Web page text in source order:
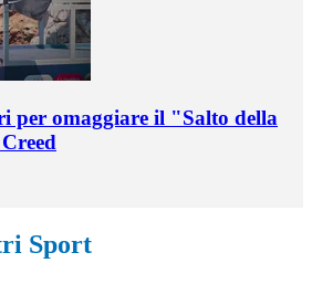
per omaggiare il "Salto della
Sport